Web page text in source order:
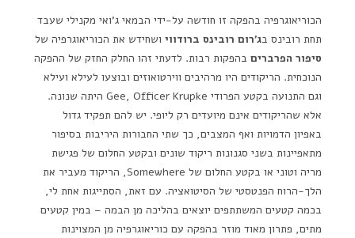
הכוריאוגרפיה בהפקה זו חודשה על-ידי הבמאי ג'ואי מקנילי שעבד
תחת רובינס בג'רום רובינס ברודווי ושחידש את הכוריאוגרפיה של
סיפור הפרברים בהפקות רבות. לדעתי זהו החלק החזק של ההפקה
הנוכחית. הריקודים היו מרהיבים ווירטואוזים ובוצעו לעילא ועילא
וגם התנועה בקטע הפרודי Gee, Officer Krupke היתה שנונה.
אלא שהריקודים אינם מיועדים רק ליופי. יש להם תפקיד גדול
באפיון הדמויות ואף המצבים, כך שתי החבורות היריבות בסיפור
מתאפיינות בשני סגנונות ריקוד שונים ובקטע החלום של פגישת
מריה וטוני או בקטע החלום של Somewhere, הריקוד מעביר את
הלך-הרוח הפנטסטי של הסיטואציה. עם זאת, הסתייגות אחת לי,
בכמה קטעים המשתתפים יוצאים בהליכה מן הבמה – במין קטעים
מתים, פתרון מאוד מוזר בהפקה עם כוריאוגרפיה מן המצוינות